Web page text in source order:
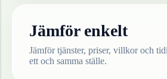
Jämför enkelt
Jämför tjänster, priser, villkor och
ett och samma ställe.